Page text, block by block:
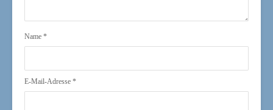
Name *
E-Mail-Adresse *